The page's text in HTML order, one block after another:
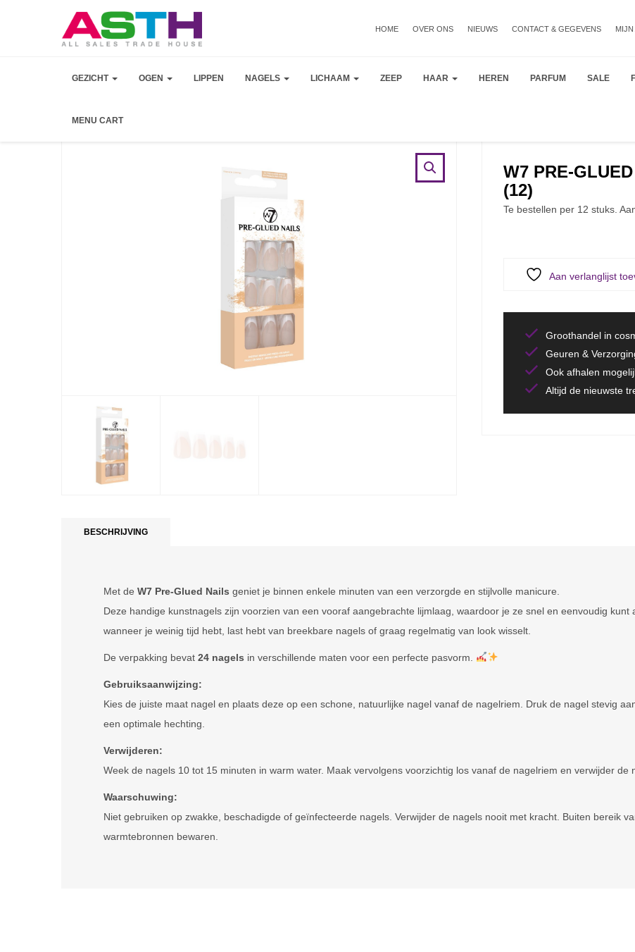
HOME OVER ONS NIEUWS CONTACT & GEGEVENS
GEZICHT OGEN LIPPEN NAGELS LICHAAM ZEEP HAAR HEREN PARFUM SALE
MENU CART
W7 PRE-
(12)
Te bestellen per 12 stuks.
Aan verlanglijst
Groothandel in
Geuren &
Ook afhalen
Altijd de nieuwste
BESCHRIJVING
Met de W7 Pre-Glued Nails geniet je binnen enkele minuten van een verzorgde en stijlvolle manicure.
Deze handige kunstnagels zijn voorzien van een vooraf aangebrachte lijmlaag, waardoor je ze snel en eenvoudig
wanneer je weinig tijd hebt, last hebt van breekbare nagels of graag regelmatig van look wisselt.
De verpakking bevat 24 nagels in verschillende maten voor een perfecte pasvorm.
Gebruiksaanwijzing:
Kies de juiste maat nagel en plaats deze op een schone, natuurlijke nagel vanaf de nagelriem. Druk de nagel stevig
een optimale hechting.
Verwijderen:
Week de nagels 10 tot 15 minuten in warm water. Maak vervolgens voorzichtig los vanaf de nagelriem en verwijder de
Waarschuwing:
Niet gebruiken op zwakke, beschadigde of geïnfecteerde nagels. Verwijder de nagels nooit met kracht. Buiten bereik
warmtebronnen bewaren.